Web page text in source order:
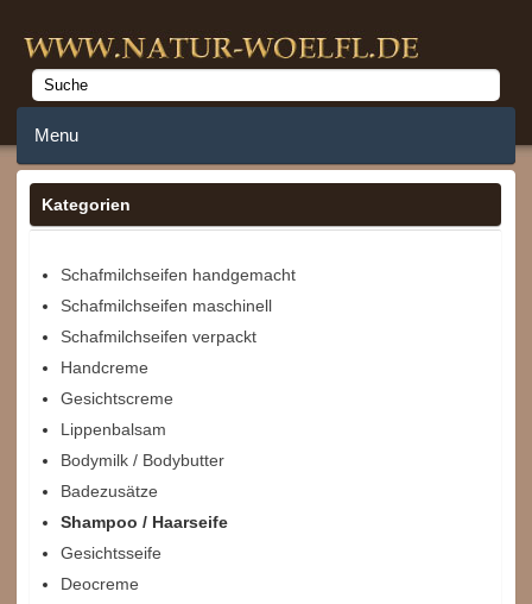
Menu
Home
Merkzettel
Warenkorb
Kategorien
Schafmilchseifen handgemacht
Schafmilchseifen maschinell
Schafmilchseifen verpackt
Handcreme
Gesichtscreme
Lippenbalsam
Bodymilk / Bodybutter
Badezusätze
Shampoo / Haarseife
Gesichtsseife
Deocreme